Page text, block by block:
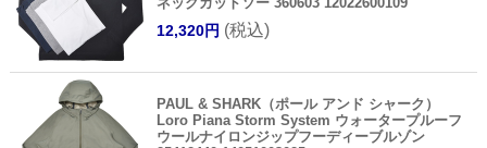
12,320円 (税込)
PAUL & SHARK（ポール アンド シャーク）
Loro Piana Storm System ウォータープルーフ
ウールナイロンジップフーディーブルゾン